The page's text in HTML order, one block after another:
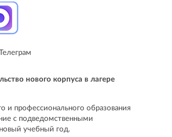
нового корпуса в лагере
и профессионального образования
с подведомственными
учебный год.